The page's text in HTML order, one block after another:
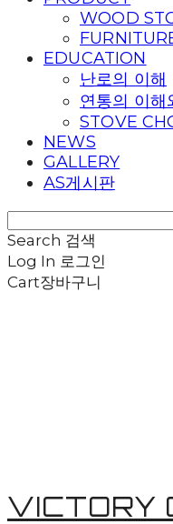
WOOD
EDUCATION
난로의 이해
연통의 이해
STOVE
NEWS
GALLERY
AS게시판
Search 검색
Log In 로그인
Cart장바구니
VICTORY